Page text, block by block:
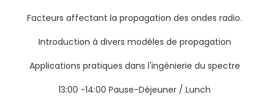
Facteurs affectant la propagation des ondes radio.
Introduction à divers modèles de propagation
Applications pratiques dans l'ingénierie du spectre
13:00 -14:00 Pause-Déjeuner / Lunch